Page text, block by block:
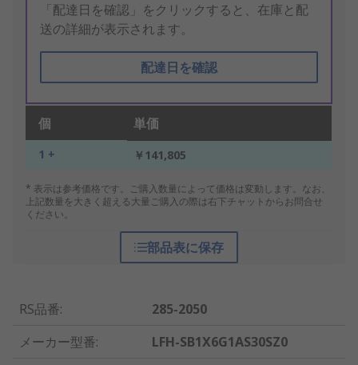
「配達日を確認」をクリックすると、在庫と配
送の詳細が表示されます。
配達日を確認
個 単価
1 + ￥141,805
* 表示は参考価格です。ご購入数量によって価格は変動します。なお、
上記数量を大きく超える大量ご購入の際は右下チャットからお問合せ
ください。
部品表に保存
RS品番:
285-2050
メーカー型番:
LFH-SB1X6G1AS30SZ0